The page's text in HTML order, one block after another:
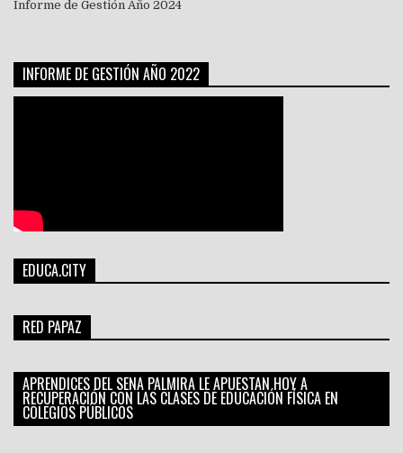
Informe de Gestión Año 2024
INFORME DE GESTIÓN AÑO 2022
EDUCA.CITY
RED PAPAZ
APRENDICES DEL SENA PALMIRA LE APUESTAN HOY A
RECUPERACIÓN CON LAS CLASES DE EDUCACIÓN FÍSICA EN
COLEGIOS PÚBLICOS